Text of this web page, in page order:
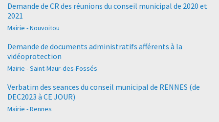
Demande de CR des réunions du conseil municipal de 2020 et
2021
Mairie - Nouvoitou
Demande de documents administratifs afférents à la
vidéoprotection
Mairie - Saint-Maur-des-Fossés
Verbatim des seances du conseil municipal de RENNES (de
DEC2023 à CE JOUR)
Mairie - Rennes